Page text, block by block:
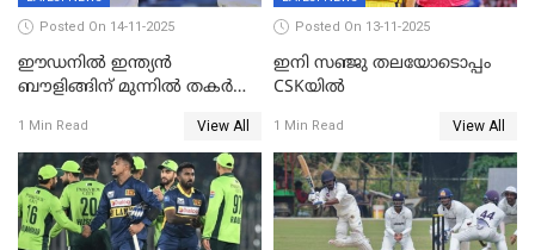
Posted On 14-11-2025
ഈഡനിൽ ഇന്ത്യൻ
ബൗളിങ്ങിന് മുന്നിൽ തകർന്ന്
പുറത്ത്; ബുമ്രയ്ക്ക് അഞ്ച്
വിക്കറ്റ്
1 Min Read View All
Posted On 13-11-2025
ഇനി സഞ്ജു തലയോടൊപ്പം
CSKയിൽ
1 Min Read View All